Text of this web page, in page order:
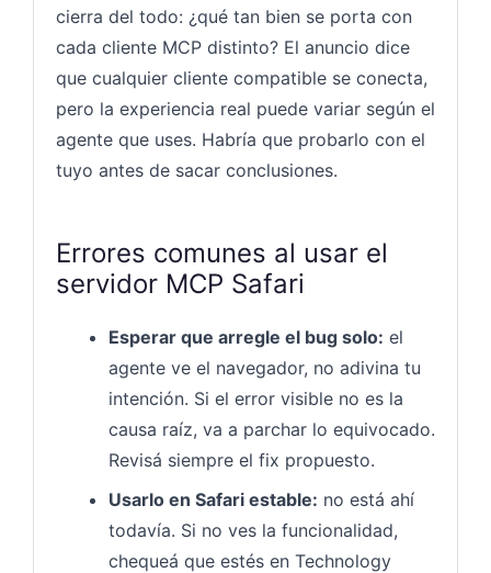
cierra del todo: ¿qué tan bien se porta con
cada cliente MCP distinto? El anuncio dice
que cualquier cliente compatible se conecta,
pero la experiencia real puede variar según el
agente que uses. Habría que probarlo con el
tuyo antes de sacar conclusiones.
Errores comunes al usar el
servidor MCP Safari
Esperar que arregle el bug solo: el
agente ve el navegador, no adivina tu
intención. Si el error visible no es la
causa raíz, va a parchar lo equivocado.
Revisá siempre el fix propuesto.
Usarlo en Safari estable: no está ahí
todavía. Si no ves la funcionalidad,
chequeá que estés en Technology